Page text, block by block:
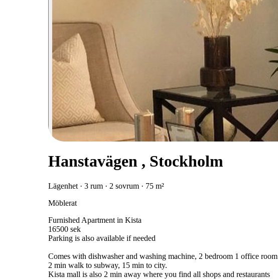
Hanstavägen , Stockholm
Lägenhet · 3 rum · 2 sovrum · 75 m²
Möblerat
Furnished Apartment in Kista
16500 sek
Parking is also available if needed
Comes with dishwasher and washing machine, 2 bedroom 1 office room
2 min walk to subway, 15 min to city.
Kista mall is also 2 min away where you find all shops and restaurants